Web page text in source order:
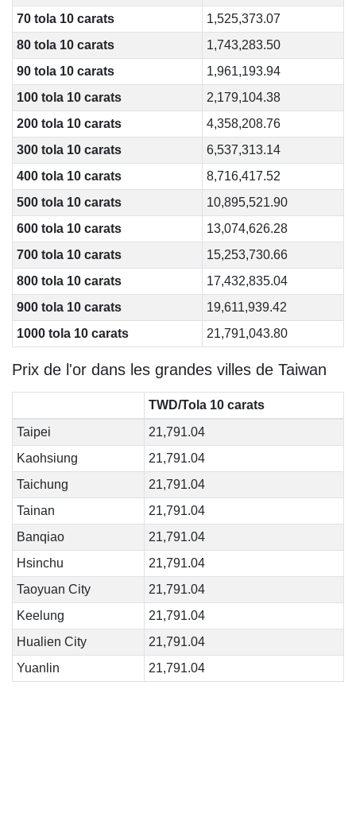
70 tola 10 carats
1,525,373.07
80 tola 10 carats
1,743,283.50
90 tola 10 carats
1,961,193.94
100 tola 10 carats
2,179,104.38
200 tola 10 carats
4,358,208.76
300 tola 10 carats
6,537,313.14
400 tola 10 carats
8,716,417.52
500 tola 10 carats
10,895,521.90
600 tola 10 carats
13,074,626.28
700 tola 10 carats
15,253,730.66
800 tola 10 carats
17,432,835.04
900 tola 10 carats
19,611,939.42
1000 tola 10 carats
21,791,043.80
Prix de l'or dans les grandes villes de Taiwan
TWD/Tola 10 carats
Taipei
21,791.04
Kaohsiung
21,791.04
Taichung
21,791.04
Tainan
21,791.04
Banqiao
21,791.04
Hsinchu
21,791.04
Taoyuan City
21,791.04
Keelung
21,791.04
Hualien City
21,791.04
Yuanlin
21,791.04